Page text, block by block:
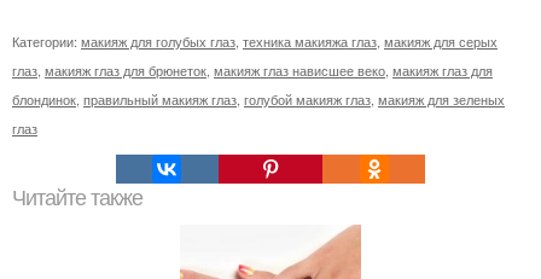
Категории: макияж для голубых глаз техника макияжа глаз макияж для серых
глаз макияж глаз для брюнеток макияж глаз нависшее веко макияж глаз для
блондинок правильный макияж глаз голубой макияж глаз макияж для зеленых
глаз
Читайте также